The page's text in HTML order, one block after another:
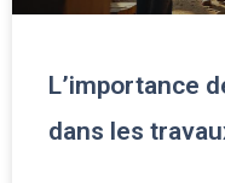
L’importance
dans les